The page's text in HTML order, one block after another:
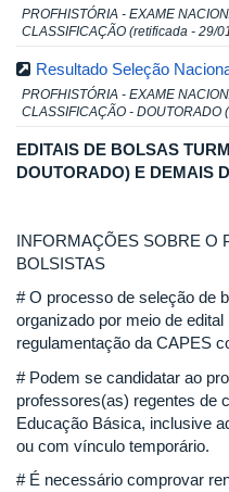
PROFHISTÓRIA - EXAME
CLASSIFICAÇÃO (retificada - 29/
Resultado Seleção
PROFHISTÓRIA - EXAME
CLASSIFICAÇÃO -
EDITAIS DE BOLSAS
DOUTORADO) E DEMAIS
INFORMAÇÕES SOBRE O
BOLSISTAS
# O processo de seleção de
organizado por meio de
regulamentação da CAPES
# Podem se candidatar ao
professores(as) regentes de
Educação Básica, inclusive
ou com vínculo temporário.
# É necessário comprovar